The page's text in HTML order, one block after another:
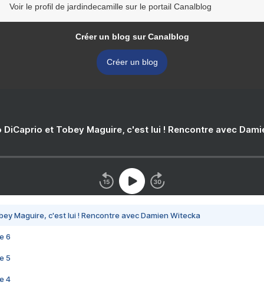
Voir le profil de jardindecamille sur le portail Canalblog
Créer un blog sur Canalblog
Créer un blog
DiCaprio et Tobey Maguire, c'est lui ! Rencontre avec
Maguire, c'est lui ! Rencontre avec Damien Witecka
6
5
4